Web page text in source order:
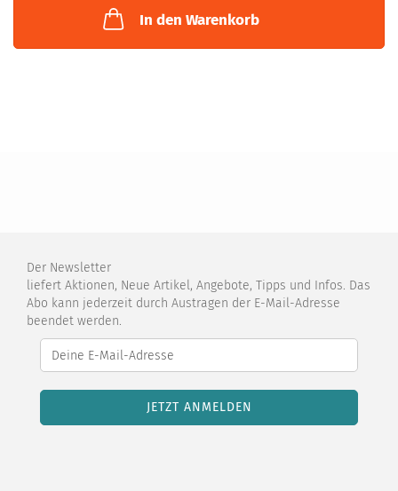
In den Warenkorb
Der Newsletter
liefert Aktionen, Neue Artikel, Angebote, Tipps und Infos. Das
Abo kann jederzeit durch Austragen der E-Mail-Adresse
beendet werden.